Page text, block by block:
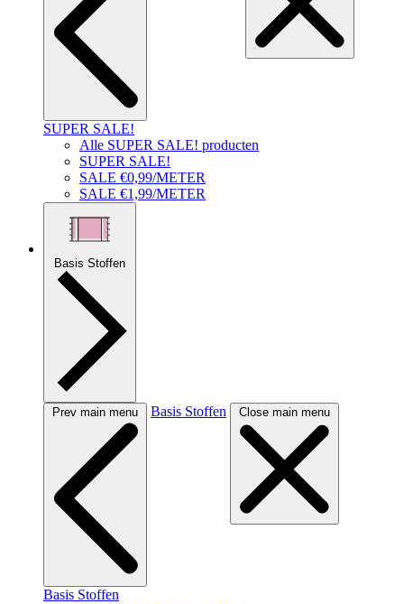
SUPER SALE!
Alle SUPER SALE! producten
SUPER SALE!
SALE €0,99/METER
SALE €1,99/METER
Basis Stoffen
Prev main menu Basis Stoffen Close main menu
Basis Stoffen